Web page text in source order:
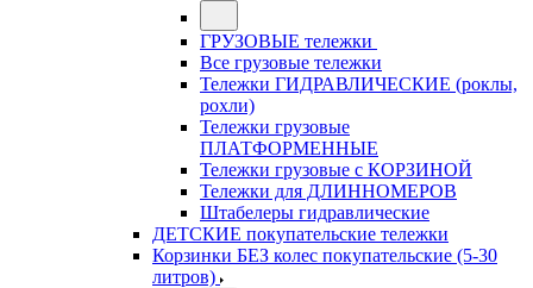
ГРУЗОВЫЕ тележки
Все грузовые тележки
Тележки ГИДРАВЛИЧЕСКИЕ (роклы,
рохли)
Тележки грузовые
ПЛАТФОРМЕННЫЕ
Тележки грузовые с КОРЗИНОЙ
Тележки для ДЛИННОМЕРОВ
Штабелеры гидравлические
ДЕТСКИЕ покупательские тележки
Корзинки БЕЗ колес покупательские (5-30
литров)